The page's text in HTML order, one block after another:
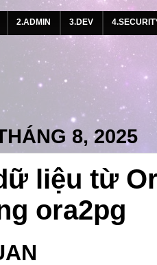
2.ADMIN 3.DEV
8, 2025
liệu từ
ora2pg